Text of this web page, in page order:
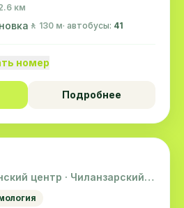
км
🚶 130 м· автобусы: 41
номер
Подробнее
центр · Чиланзарский